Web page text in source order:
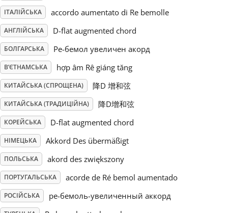
Русский
Svenska
Tiếng Việt
Türkçe
Українська
简体中文
繁體中文
ІТАЛІЙСЬКА accordo aumentato di Re bemolle
АНГЛІЙСЬКА D-flat augmented chord
БОЛГАРСЬКА Ре-бемол увеличен акорд
В’ЄТНАМСЬКА hợp âm Rê giáng tăng
КИТАЙСЬКА (СПРОЩЕНА) 降D 增和弦
КИТАЙСЬКА (ТРАДИЦІЙНА) 降D增和弦
КОРЕЙСЬКА D-flat augmented chord
НІМЕЦЬКА Akkord Des übermäßigt
ПОЛЬСЬКА akord des zwiększony
ПОРТУГАЛЬСЬКА acorde de Ré bemol aumentado
РОСІЙСЬКА ре-бемоль-увеличенный аккорд